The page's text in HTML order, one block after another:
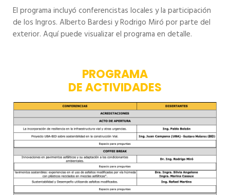
El programa incluyó conferencistas locales y la participación
de los Ingros. Alberto Bardesi y Rodrigo Miró por parte del
exterior. Aquí puede visualizar el programa en detalle.
PROGRAMA
DE ACTIVIDADES